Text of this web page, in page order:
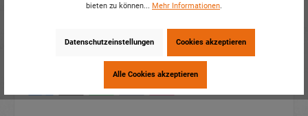
Verpackungseinheit: 24 / 288
Dieses Produkt weiterempfehlen:
bieten zu können... Mehr Informationen.
Datenschutzeinstellungen Cookies akzeptieren
Alle Cookies akzeptieren